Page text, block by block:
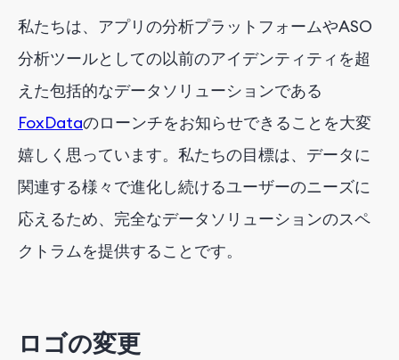
私たちは、アプリの分析プラットフォームやASO
分析ツールとしての以前のアイデンティティを超
えた包括的なデータソリューションである
FoxDataのローンチをお知らせできることを大変
嬉しく思っています。私たちの目標は、データに
関連する様々で進化し続けるユーザーのニーズに
応えるため、完全なデータソリューションのスペ
クトラムを提供することです。
ロゴの変更